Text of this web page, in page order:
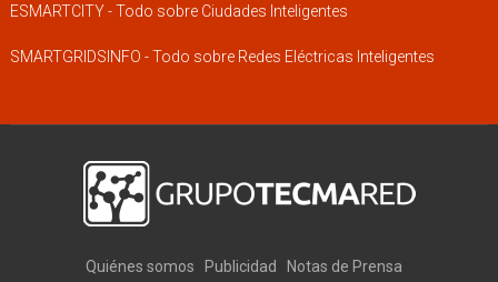
ESMARTCITY - Todo sobre Ciudades Inteligentes
SMARTGRIDSINFO - Todo sobre Redes Eléctricas Inteligentes
Quiénes somos Publicidad
Notas de Prensa